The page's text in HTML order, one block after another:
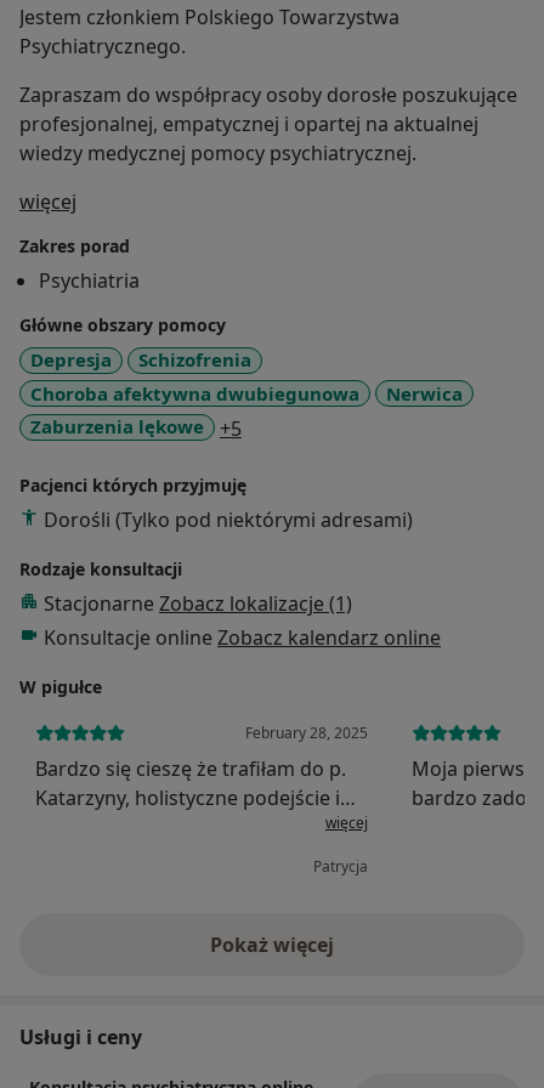
Jestem członkiem Polskiego Towarzystwa
Psychiatrycznego.
Zapraszam do współpracy osoby dorosłe poszukujące
profesjonalnej, empatycznej i opartej na aktualnej
wiedzy medycznej pomocy psychiatrycznej.
więcej
Zakres porad
Psychiatria
Główne obszary pomocy
Depresja
Schizofrenia
Choroba afektywna dwubiegunowa
Nerwica
Zaburzenia lękowe
+5
Pacjenci których przyjmuję
Dorośli (Tylko pod niektórymi adresami)
Rodzaje konsultacji
Stacjonarne Zobacz lokalizacje (1)
Konsultacje online Zobacz kalendarz online
W pigułce
February 28, 2025
Bardzo się cieszę że trafiłam do p.
Katarzyny, holistyczne podejście i
bardzo duża empatia. Pani doktorwięcej
Patrycja
Moja
bardzo
Pokaż więcejo doświadczeniu
Usługi i ceny